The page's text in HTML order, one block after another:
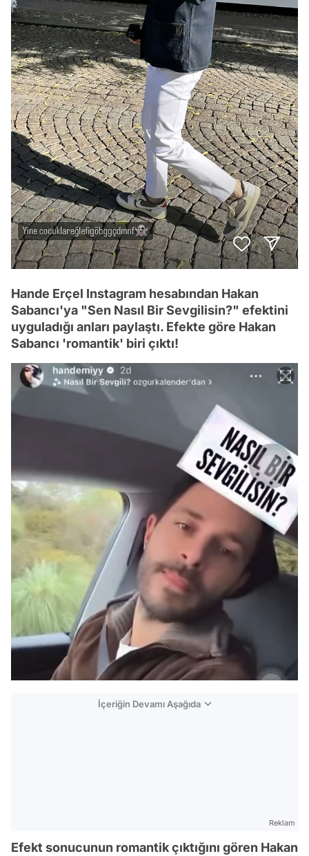
Hande Erçel Instagram hesabından Hakan
Sabancı'ya "Sen Nasıl Bir Sevgilisin?" efektini
uyguladığı anları paylaştı. Efekte göre Hakan
Sabancı 'romantik' biri çıktı!
İçeriğin Devamı Aşağıda
Reklam
Efekt sonucunun romantik çıktığını gören Hakan